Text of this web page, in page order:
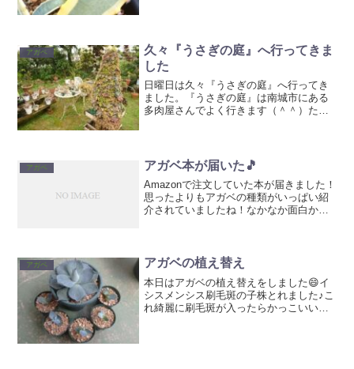
アガベ
久々『うさぎの庭』へ行ってきま
した
日曜日は久々『うさぎの庭』へ行ってき
ました。『うさぎの庭』は南城市にある
多肉屋さんでよく行きます（＾＾）たま
大きくなると完成された美...
アガベ アガベ本が届いた🎵
Amazonで注文していた本が届きました！
思ったよりもアガベの種類がいっぱい紹
介されていましたね！なかなか面白かっ
(2019...
アガベ アガベの植え替え
本日はアガベの植え替えをしました😄イ
シスメンシス刷毛斑の子株とれました♪こ
れ綺麗に刷毛斑が入ったらかっこいいと